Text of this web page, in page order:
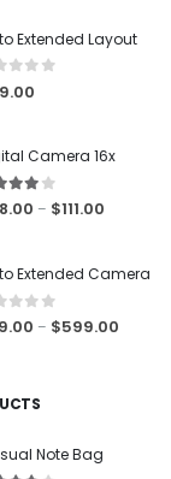
Extended Layout
of 5
Camera 16x
out of 5
– $111.00
Extended Camera
of 5
– $599.00
Note Bag